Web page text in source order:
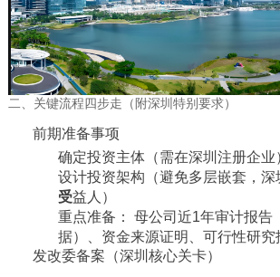
二、关键流程四步走（附深圳特别要求）
前期准备事项
确定投资主体（需在深圳注册企业
设计投资架构（避免多层嵌套，深
受益人）
重点准备： 母公司近1年审计报告
据）、资金来源证明、可行性研究
发改委备案（深圳核心关卡）